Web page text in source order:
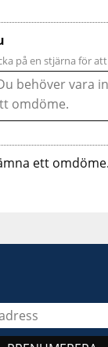
på en stjärna för
ett omdöme.